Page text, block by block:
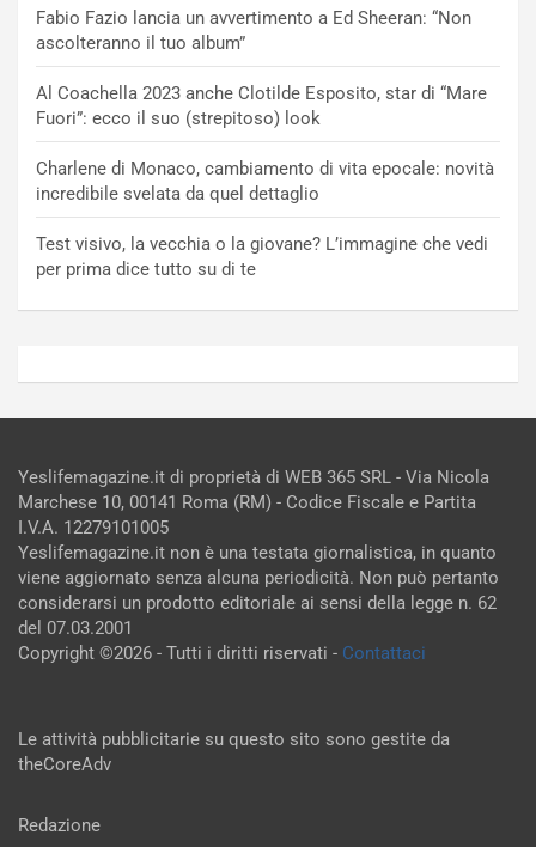
Fabio Fazio lancia un avvertimento a Ed Sheeran: “Non
ascolteranno il tuo album”
Al Coachella 2023 anche Clotilde Esposito, star di “Mare
Fuori”: ecco il suo (strepitoso) look
Charlene di Monaco, cambiamento di vita epocale: novità
incredibile svelata da quel dettaglio
Test visivo, la vecchia o la giovane? L’immagine che vedi
per prima dice tutto su di te
Yeslifemagazine.it di proprietà di WEB 365 SRL - Via Nicola
Marchese 10, 00141 Roma (RM) - Codice Fiscale e Partita
I.V.A. 12279101005
Yeslifemagazine.it non è una testata giornalistica, in quanto
viene aggiornato senza alcuna periodicità. Non può pertanto
considerarsi un prodotto editoriale ai sensi della legge n. 62
del 07.03.2001
Copyright ©2026 - Tutti i diritti riservati - Contattaci
Le attività pubblicitarie su questo sito sono gestite da
theCoreAdv
Redazione